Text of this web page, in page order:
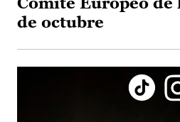
de octubre